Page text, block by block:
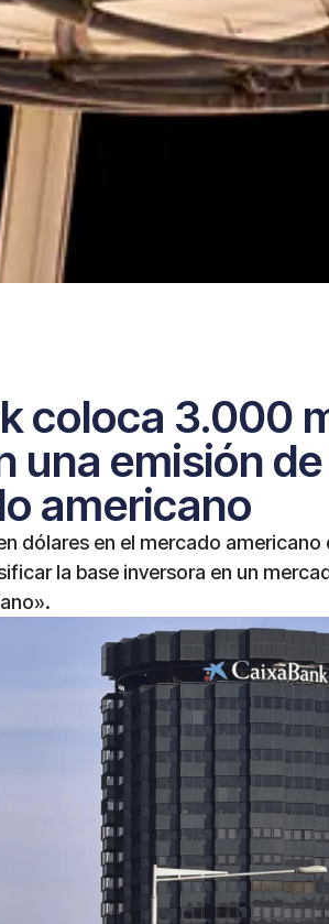
coloca 3.000
una emisión
americano
dólares en el mercado
la base inversora en un